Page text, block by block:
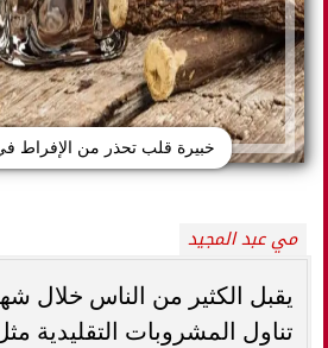
خبيرة قلب تحذر من الإفراط
مي عبد المجيد
يقبل الكثير من الناس خلال
تناول المشروبات التقليدية